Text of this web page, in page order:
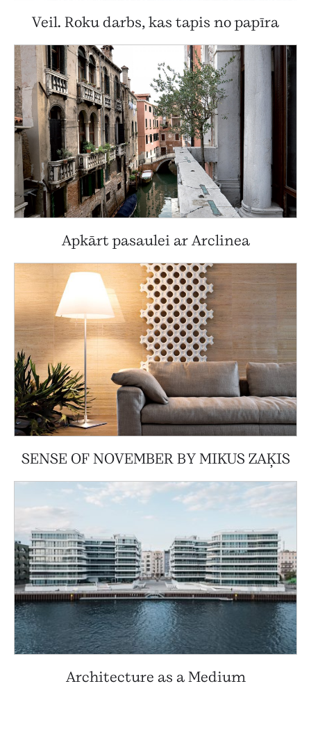
Veil. Roku darbs, kas tapis no papīra
Apkārt pasaulei ar Arclinea
SENSE OF NOVEMBER BY MIKUS ZAĶIS
Architecture as a Medium